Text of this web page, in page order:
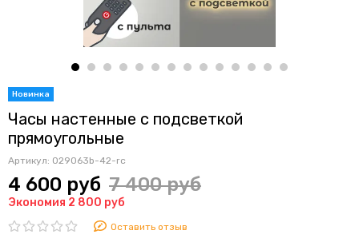
Часы настенные с подсветкой
прямоугольные
Артикул: 029063b-42-rc
4 600 руб 7 400 руб
Экономия 2 800 руб
Оставить отзыв